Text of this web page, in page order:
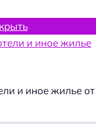
и иное жилье от